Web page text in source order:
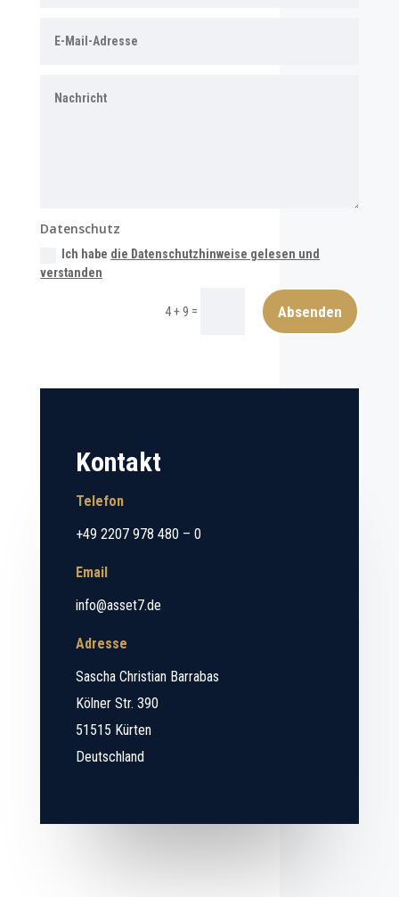
Datenschutz
Ich habe die Datenschutzhinweise gelesen und
verstanden
4 + 9 = Absenden
Kontakt
Telefon
+49 2207 978 480 – 0
Email
info@asset7.de
Adresse
Sascha Christian Barrabas
Kölner Str. 390
51515 Kürten
Deutschland